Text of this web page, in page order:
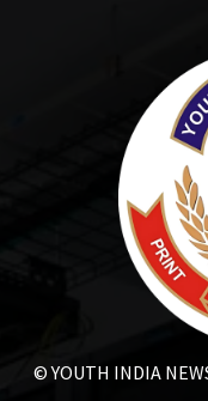
© YOUTH INDIA